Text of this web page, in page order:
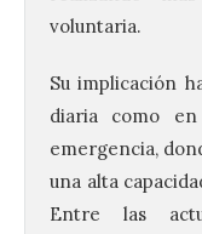
voluntaria.
Su implicación
diaria como
emergencia,
una alta
Entre las